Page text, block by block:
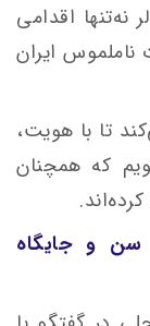
اقدامی
ایران
تا با هویت،
که همچنان
و جایگاه